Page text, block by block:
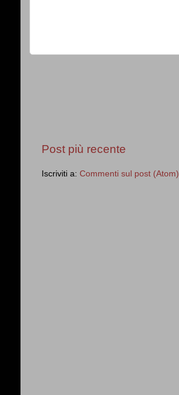
Post più recente
Iscriviti a: Commenti sul post (Atom)